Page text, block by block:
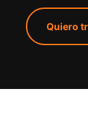
Quiero